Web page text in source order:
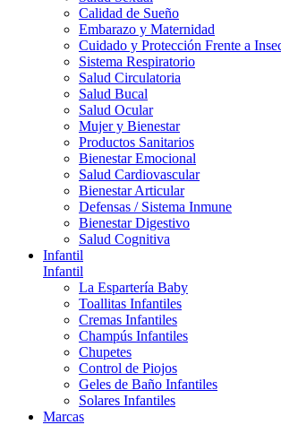
Calidad de Sueño
Embarazo y Maternidad
Cuidado y Protección Frente a
Sistema Respiratorio
Salud Circulatoria
Salud Bucal
Salud Ocular
Mujer y Bienestar
Productos Sanitarios
Bienestar Emocional
Salud Cardiovascular
Bienestar Articular
Defensas / Sistema Inmune
Bienestar Digestivo
Salud Cognitiva
Infantil
Infantil
La Espartería Baby
Toallitas Infantiles
Cremas Infantiles
Champús Infantiles
Chupetes
Control de Piojos
Geles de Baño Infantiles
Solares Infantiles
Marcas